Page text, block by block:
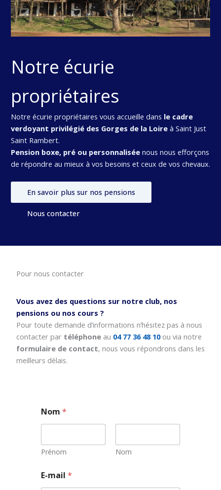
Notre écurie
propriétaires
Notre écurie propriétaires vous accueille dans le cadre
verdoyant privilégié des Gorges de la Loireà Saint Just
Saint Rambert.
Pension boxe, pré ou personnaliséenous nous efforçons
de répondre au mieux à vos besoins et ceux de vos chevaux.
En savoir plus sur nos pensions
Nous contacter
Pour nous contacter
Vous avez des questions sur notre club, nos
pensions ou nos cours ?
Pour toute demande d’informations n’hésitez pas à nous
contacter par téléphoneau 04 77 36 48 10 ou via notre
formulaire de contact, nous vous répondrons dans les
meilleurs délais.
Nom*
Prénom Nom
E-mail*